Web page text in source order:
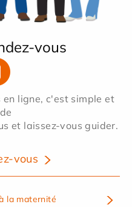
vous
en ligne, c'est simple et
et laissez-vous guider.
vous
la maternité